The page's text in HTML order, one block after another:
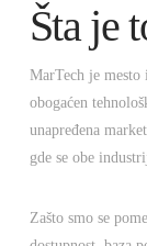
Šta je
MarTech je
obogaćen
unapređena
gde se obe
Zašto smo se